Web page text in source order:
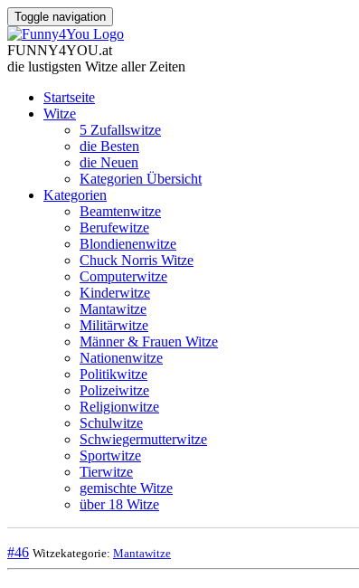
Toggle navigation
FUNNY4YOU.at
die lustigsten Witze aller Zeiten
Startseite
Witze
5 Zufallswitze
die Besten
die Neuen
Kategorien Übersicht
Kategorien
Beamtenwitze
Berufewitze
Blondienenwitze
Chuck Norris Witze
Computerwitze
Kinderwitze
Mantawitze
Militärwitze
Männer & Frauen Witze
Nationenwitze
Politikwitze
Polizeiwitze
Religionwitze
Schulwitze
Schwiegermutterwitze
Sportwitze
Tierwitze
gemischte Witze
über 18 Witze
#46 Witzekategorie: Mantawitze